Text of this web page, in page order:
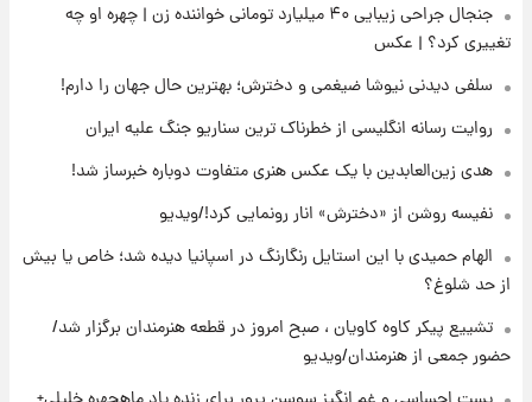
آتش‌سوزی در لوناپارک شیراز؛ آخرین وضعیت
خزندگان خطرناک پس از حادثه
۲۱ ساعت پیش
خواستگار ۵۰ساله شاهدخت لئونور بازداشت شد
پدر+عکس و فیلم
۲۲ ساعت پیش
جنجال جراحی زیبایی ۴۰ میلیارد تومانی خواننده زن | چهره او چه
تغییری کرد؟ | عکس
سلفی دیدنی نیوشا ضیغمی و دخترش؛ بهترین حال جهان را دارم!
روایت رسانه انگلیسی از خطرناک ترین سناریو جنگ علیه ایران
هدی زین‌العابدین با یک عکس هنری متفاوت دوباره خبرساز شد!
نفیسه روشن از «دخترش» انار رونمایی کرد!/ویدیو
الهام حمیدی با این استایل رنگارنگ در اسپانیا دیده شد؛ خاص یا بیش
از حد شلوغ؟
تشییع پیکر کاوه کاویان ، صبح امروز در قطعه هنرمندان برگزار شد/
حضور جمعی از هنرمندان/ویدیو